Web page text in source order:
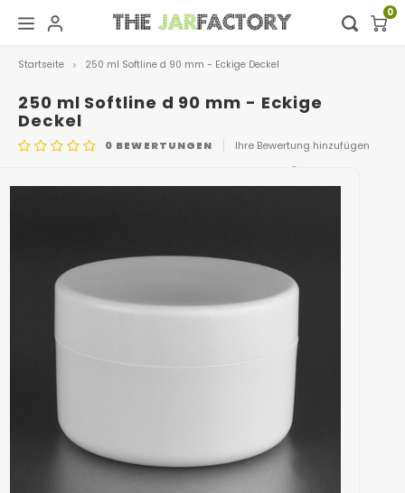
Hoofdmenu / digital showroom
Digital showroom
Dekoration
Sprache
Nederlands
0
Startseite 250 ml Softline d 90 mm - Eckige Deckel
250 ml Softline d 90 mm - Eckige
Deckel
0 BEWERTUNGEN Ihre Bewertung hinzufügen
POT 0475 + DEKSEL 0481